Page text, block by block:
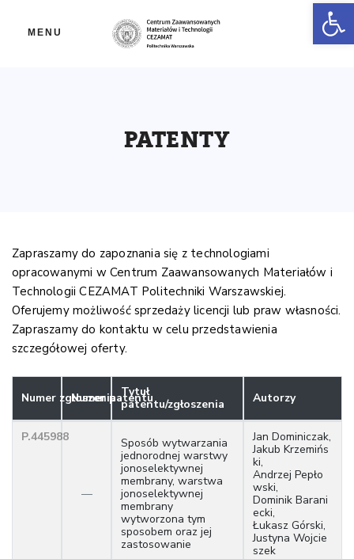
MENU
PATENTY
Zapraszamy do zapoznania się z technologiami
opracowanymi w Centrum Zaawansowanych Materiałów i
Technologii CEZAMAT Politechniki Warszawskiej.
Oferujemy możliwość sprzedaży licencji lub praw własności.
Zapraszamy do kontaktu w celu przedstawienia
szczegółowej oferty.
Numer zgłoszenia
Numer patentu
Tytuł
patentu/zgłoszenia
Autorzy
P.445988
—
Sposób wytwarzania
jednorodnej warstwy
jonoselektywnej
membrany, warstwa
jonoselektywnej
membrany
wytworzona tym
sposobem oraz jej
zastosowanie
Jan Dominiczak,
Jakub Krzemińs
ki,
Andrzej Pepło
wski,
Dominik Barani
ecki,
Łukasz Górski,
Justyna Wojcie
szek